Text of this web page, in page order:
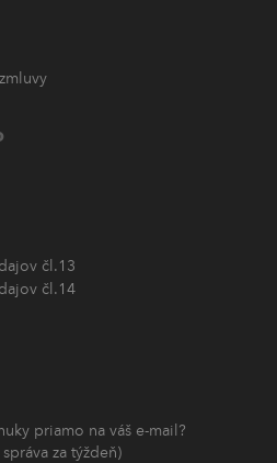
čl.13
čl.14
priamo na váš e-mail?
za týždeň)